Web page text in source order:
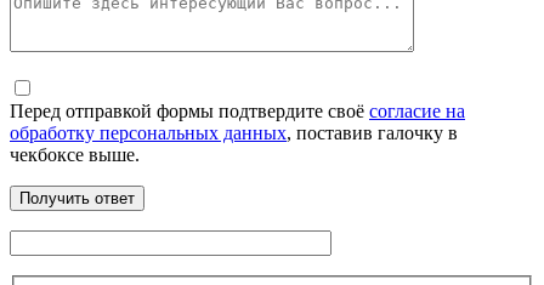
Перед отправкой формы подтвердите своё согласие на
обработку персональных данных, поставив галочку в
чекбоксе выше.